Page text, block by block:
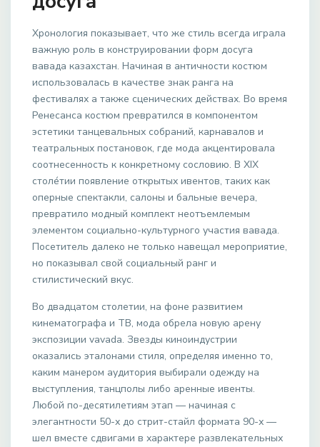
Хронология показывает, что же стиль всегда играла
важную роль в конструировании форм досуга
вавада казахстан. Начиная в античности костюм
использовалась в качестве знак ранга на
фестивалях а также сценических действах. Во время
Ренесанса костюм превратился в компонентом
эстетики танцевальных собраний, карнавалов и
театральных постановок, где мода акцентировала
соотнесенность к конкретному сословию. В XIX
столе́тии появление открытых ивентов, таких как
оперные спектакли, салоны и бальные вечера,
превратило модный комплект неотъемлемым
элементом социально-культурного участия вавада.
Посетитель далеко не только навещал мероприятие,
но показывал свой социальный ранг и
стилистический вкус.
Во двадцатом столетии, на фоне развитием
кинематографа и ТВ, мода обрела новую арену
экспозиции vavada. Звезды киноиндустрии
оказались эталонами стиля, определяя именно то,
каким манером аудитория выбирали одежду на
выступления, танцполы либо аренные ивенты.
Любой по-десятилетиям этап — начиная с
элегантности 50-х до стрит-стайл формата 90-х —
шел вместе сдвигами в характере развлекательных